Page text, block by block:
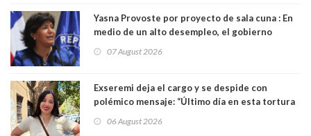
Yasna Provoste por proyecto de sala cuna : En
medio de un alto desempleo, el gobierno
07 August 2026
Exseremi deja el cargo y se despide con
polémico mensaje: “Último día en esta tortura
06 August 2026